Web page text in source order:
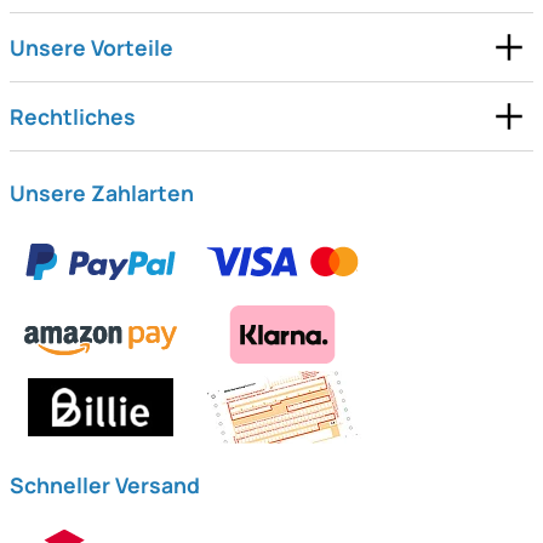
Unsere Vorteile
Rechtliches
Unsere Zahlarten
Schneller Versand